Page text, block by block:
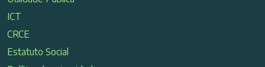
ICT
CRCE
Estatuto Social